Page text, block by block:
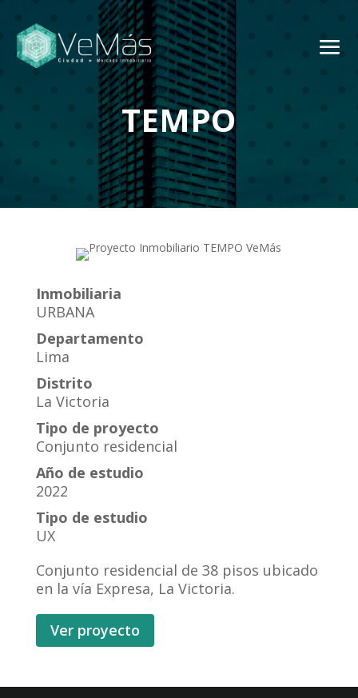
TEMPO
Inmobiliaria
URBANA
Departamento
Lima
Distrito
La Victoria
Tipo de proyecto
Conjunto residencial
Año de estudio
2022
Tipo de estudio
UX
Conjunto residencial de 38 pisos ubicado
en la vía Expresa, La Victoria.
Ver proyecto